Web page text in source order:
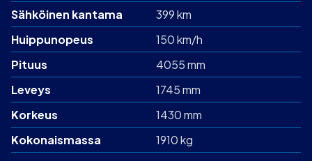
Sähköinen kantama
399 km
Huippunopeus
150 km/h
Pituus
4055 mm
Leveys
1745 mm
Korkeus
1430 mm
Kokonaismassa
1910 kg